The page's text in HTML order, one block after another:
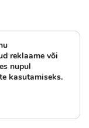
reklaame või
nupul
kasutamiseks.